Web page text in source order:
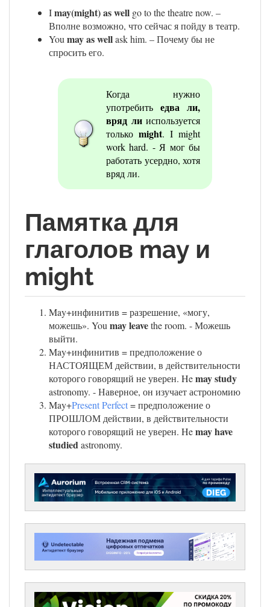
Imay(might) as well go to the theatre now. –
Вполне возможно, что сейчас я пойду в театр.
You may as wellask him. – Почему бы не
спросить его.
Когда нужно
употребить едва ли,
вряд лииспользуется
только might. I might
work hard. - Я мог бы
работать усердно, хотя
вряд ли.
Памятка для
глаголов may и
might
May+инфинитив = разрешение, «могу,
можешь». You may leavethe room. - Можешь
выйти.
May+инфинитив = предположение о
НАСТОЯЩЕМ действии, в действительности
которого говорящий не уверен. Hemay study
astronomy. - Наверное, он изучает астрономию
May+Present Perfect= предположение о
ПРОШЛОМ действии, в действительности
которого говорящий не уверен. Hemay have
studiedastronomy.